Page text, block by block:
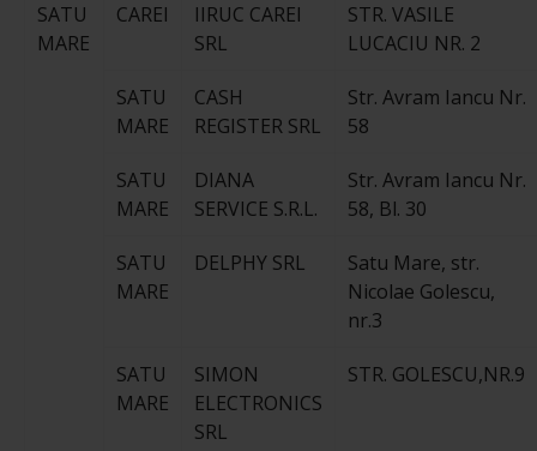
SATU
MARE
CAREI
IIRUC CAREI
SRL
STR. VASILE
LUCACIU NR. 2
SATU
MARE
CASH
REGISTER SRL
Str. Avram Iancu Nr.
58
SATU
MARE
DIANA
SERVICE S.R.L.
Str. Avram Iancu Nr.
58, Bl. 30
SATU
MARE
DELPHY SRL
Satu Mare, str.
Nicolae Golescu,
nr.3
SATU
MARE
SIMON
ELECTRONICS
SRL
STR. GOLESCU,NR.9